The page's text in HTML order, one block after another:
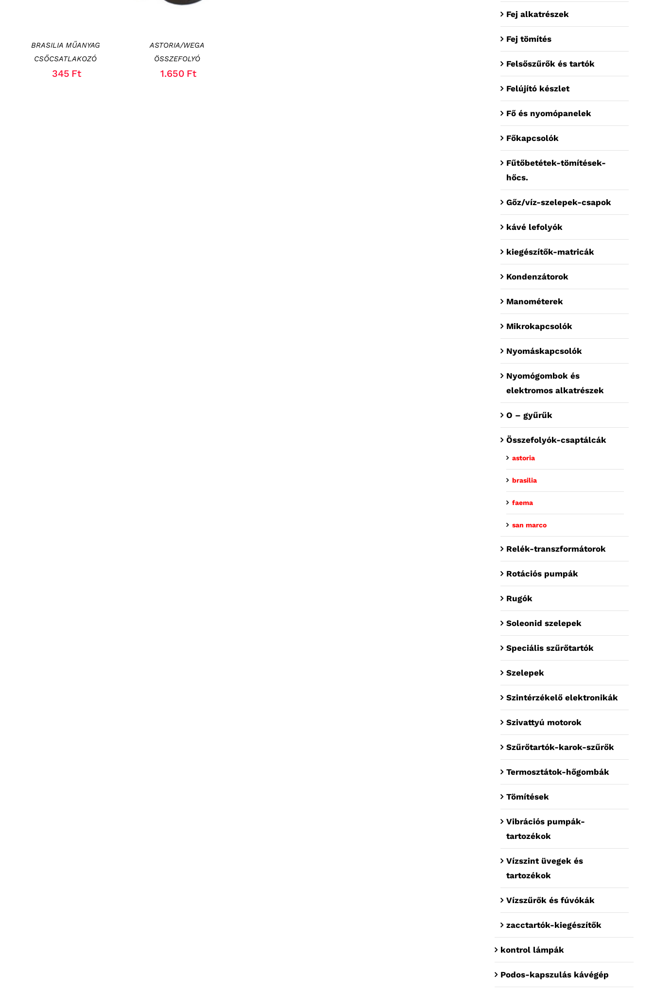
BRASILIA MŰANYAG
CSŐCSATLAKOZÓ
345 Ft
ASTORIA/WEGA
ÖSSZEFOLYÓ
1.650 Ft
Fej alkatrészek
Fej tömítés
Felsőszűrők és tartók
Felújító készlet
Fő és nyomópanelek
Főkapcsolók
Fűtőbetétek-tömítések-
hőcs.
Gőz/víz-szelepek-csapok
kávé lefolyók
kiegészítők-matricák
Kondenzátorok
Manométerek
Mikrokapcsolók
Nyomáskapcsolók
Nyomógombok és
elektromos alkatrészek
O – gyűrűk
Összefolyók-csaptálcák
astoria
brasilia
faema
san marco
Relék-transzformátorok
Rotációs pumpák
Rugók
Soleonid szelepek
Speciális szűrőtartók
Szelepek
Szintérzékelő elektronikák
Szivattyú motorok
Szűrőtartók-karok-szűrők
Termosztátok-hőgombák
Tömítések
Vibrációs pumpák-
tartozékok
Vízszint üvegek és
tartozékok
Vízszűrők és fúvókák
zacctartók-kiegészítők
kontrol lámpák
Podos-kapszulás kávégép